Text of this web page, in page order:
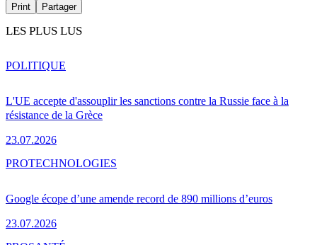
Print Partager
LES PLUS LUS
L'UE accepte d'assouplir les sanctions contre la Russie face à la
résistance de la Grèce
23.07.2026
POLITIQUE
Google écope d’une amende record de 890 millions d’euros
23.07.2026
PROTECHNOLOGIES